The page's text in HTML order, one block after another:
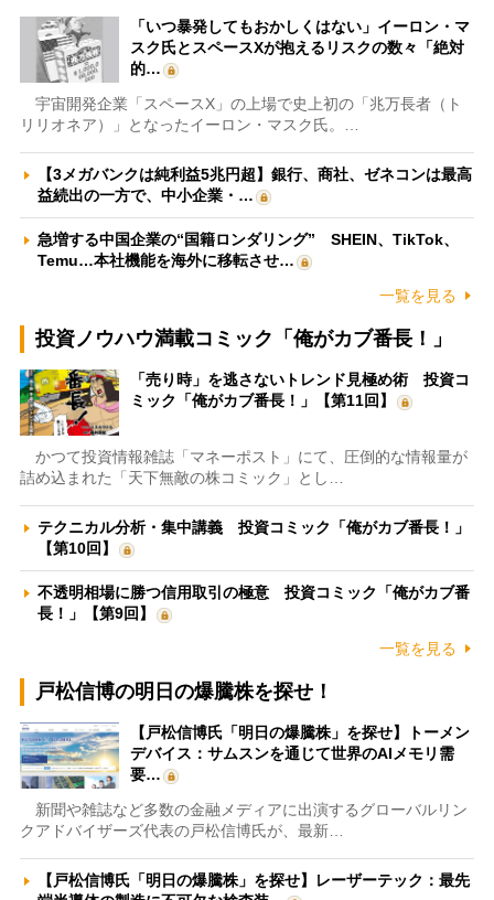
「いつ暴発してもおかしくはない」イーロン・マ
スク氏とスペースXが抱えるリスクの数々「絶対
的…
宇宙開発企業「スペースX」の上場で史上初の「兆万長者（ト
リリオネア）」となったイーロン・マスク氏。…
【3メガバンクは純利益5兆円超】銀行、商社、ゼネコンは最高
益続出の一方で、中小企業・…
急増する中国企業の“国籍ロンダリング” SHEIN、TikTok、
Temu…本社機能を海外に移転させ…
一覧を見る
投資ノウハウ満載コミック「俺がカブ番長！」
「売り時」を逃さないトレンド見極め術 投資コ
ミック「俺がカブ番長！」【第11回】
かつて投資情報雑誌「マネーポスト」にて、圧倒的な情報量が
詰め込まれた「天下無敵の株コミック」とし…
テクニカル分析・集中講義 投資コミック「俺がカブ番長！」
【第10回】
不透明相場に勝つ信用取引の極意 投資コミック「俺がカブ番
長！」【第9回】
一覧を見る
戸松信博の明日の爆騰株を探せ！
【戸松信博氏「明日の爆騰株」を探せ】トーメン
デバイス：サムスンを通じて世界のAIメモリ需
要…
新聞や雑誌など多数の金融メディアに出演するグローバルリン
クアドバイザーズ代表の戸松信博氏が、最新…
【戸松信博氏「明日の爆騰株」を探せ】レーザーテック：最先